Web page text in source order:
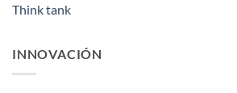
Think tank
INNOVACIÓN